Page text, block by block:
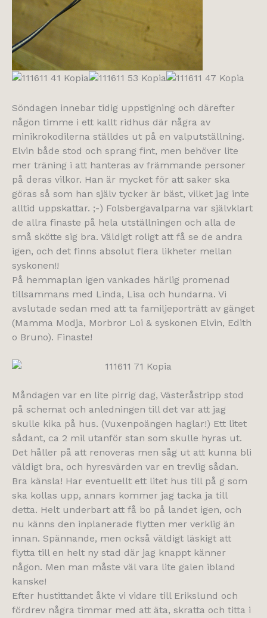
Söndagen innebar tidig uppstigning och därefter
någon timme i ett kallt ridhus där några av
minikrokodilerna ställdes ut på en valputställning.
Elvin både stod och sprang fint, men behöver lite
mer träning i att hanteras av främmande personer
på deras vilkor. Han är mycket för att saker ska
göras så som han själv tycker är bäst, vilket jag inte
alltid uppskattar. ;-) Folsbergavalparna var självklart
de allra finaste på hela utställningen och alla de
små skötte sig bra. Väldigt roligt att få se de andra
igen, och det finns absolut flera likheter mellan
syskonen!!
På hemmaplan igen vankades härlig promenad
tillsammans med Linda, Lisa och hundarna. Vi
avslutade sedan med att ta familjeporträtt av gänget
(Mamma Modja, Morbror Loi & syskonen Elvin, Edith
o Bruno). Finaste!
Måndagen var en lite pirrig dag, Västeråstripp stod
på schemat och anledningen till det var att jag
skulle kika på hus. (Vuxenpoängen haglar!) Ett litet
sådant, ca 2 mil utanför stan som skulle hyras ut.
Det håller på att renoveras men såg ut att kunna bli
väldigt bra, och hyresvärden var en trevlig sådan.
Bra känsla! Har eventuellt ett litet hus till på g som
ska kollas upp, annars kommer jag tacka ja till
detta. Helt underbart att få bo på landet igen, och
nu känns den inplanerade flytten mer verklig än
innan. Spännande, men också väldigt läskigt att
flytta till en helt ny stad där jag knappt känner
någon. Men man måste väl vara lite galen ibland
kanske!
Efter hustittandet åkte vi vidare till Erikslund och
fördrev några timmar med att äta, skratta och titta i